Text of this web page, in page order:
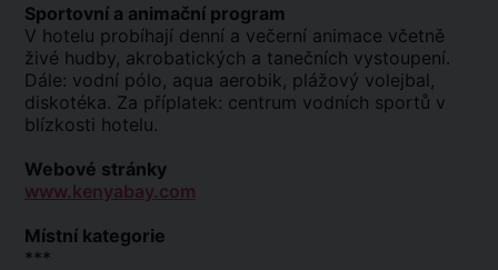
Sportovní a animační program
V hotelu probíhají denní a večerní animace včetně
živé hudby, akrobatických a tanečních vystoupení.
Dále: vodní pólo, aqua aerobik, plážový volejbal,
diskotéka. Za příplatek: centrum vodních sportů v
blízkosti hotelu.
Webové stránky
www.kenyabay.com
Místní kategorie
***